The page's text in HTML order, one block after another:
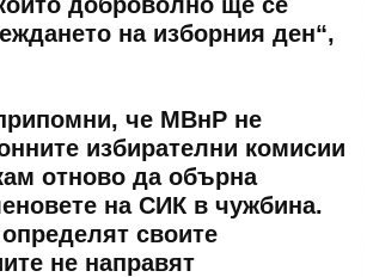
на изборния ден“,
че МВнР не
избирателни комисии
отново да обърна
на СИК в чужбина.
своите
не направят